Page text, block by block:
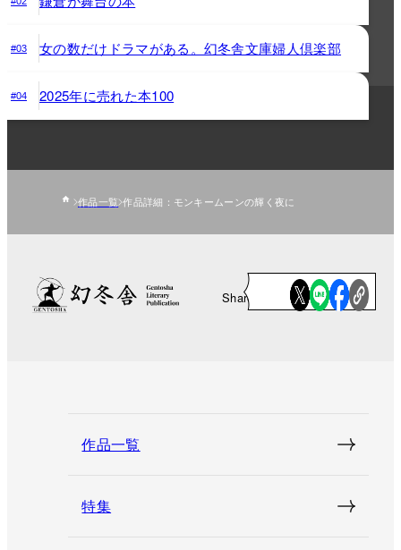
#03 女の数だけドラマがある。幻冬舎文庫婦人倶楽部
#04 2025年に売れた本100
作品一覧 作品詳細：モンキームーンの輝く夜に
Share
作品一覧
特集